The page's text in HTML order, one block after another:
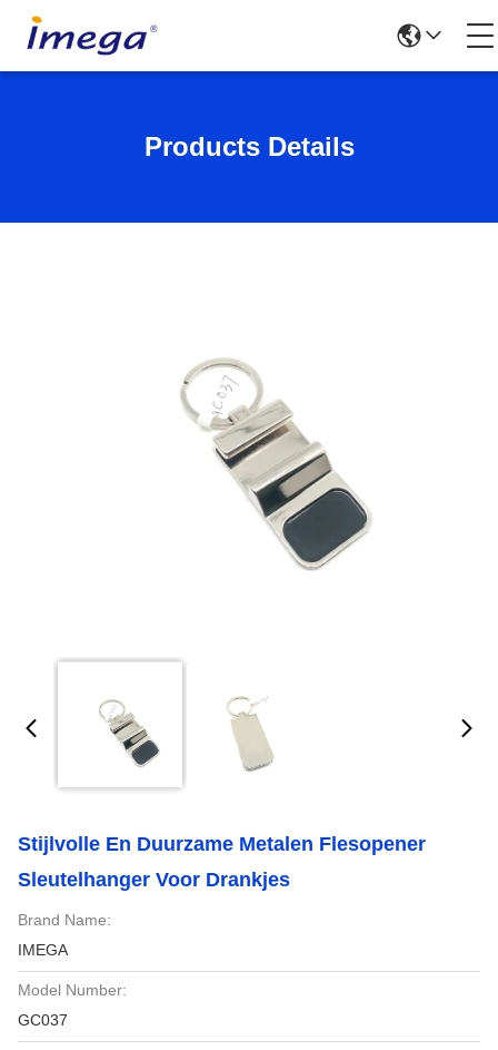
Products Details
Stijlvolle En Duurzame Metalen Flesopener
Sleutelhanger Voor Drankjes
Brand Name:
IMEGA
Model Number:
GC037